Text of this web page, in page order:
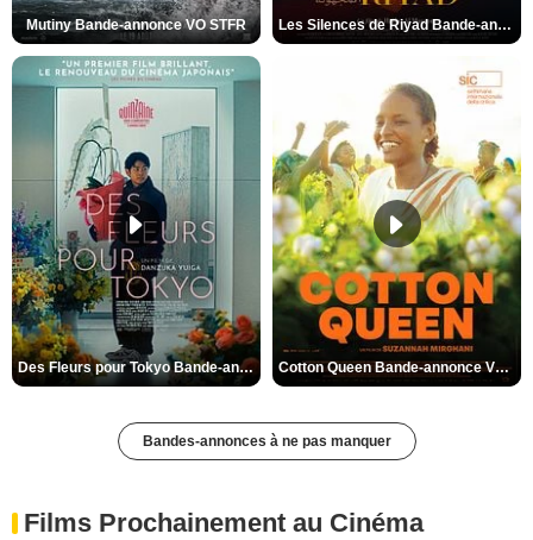
Mutiny Bande-annonce VO STFR Les Silences de Riyad Bande-annonce VO STFR
Des Fleurs pour Tokyo Bande-annonce VO STFR Cotton Queen Bande-annonce VO STFR
Bandes-annonces à ne pas manquer
Films Prochainement au Cinéma